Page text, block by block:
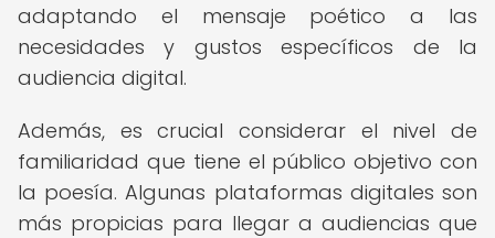
adaptando el mensaje poético a las
necesidades y gustos específicos de la
audiencia digital.
Además, es crucial considerar el nivel de
familiaridad que tiene el público objetivo con
la poesía. Algunas plataformas digitales son
más propicias para llegar a audiencias que